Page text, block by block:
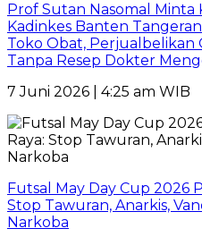
Prof Sutan Nasomal Minta
Kadinkes Banten
Toko Obat, Perjualbelikan
Tanpa Resep Dokter
7 Juni 2026 | 4:25 am WIB
Futsal May Day Cup 2026
Stop Tawuran, Anarkis,
Narkoba